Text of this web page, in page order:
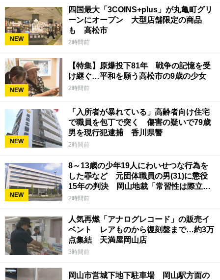
NEW
四国最大「3COINS+plus」が丸亀町グリ
ーンにオープン 大型店舗限定の商品
も 高松市
2時間前
NEW
【特集】原爆投下81年 戦争の記憶を受
け継ぐ…平和を願う高松市の9歳の少女
2時間前
NEW
「入所者が暴れている」高齢者向け住宅
で職員を包丁で突く 傷害の疑いで79歳
男を現行犯逮捕 香川県警
2時間前
NEW
8～13歳の少年19人にわいせつな行為を
した罪など 元団体職員の男(31)に懲役
15年の判決 岡山地裁「常習性は際立っ
ていて被害結果も非常に重い」
2時間前
人気再燃「アナログレコード」の販売イ
ベント レアものから復刻盤まで…約3万
点集結 天満屋岡山店
3時間前
岡山市営城下地下駐車場 岡山駅方面の